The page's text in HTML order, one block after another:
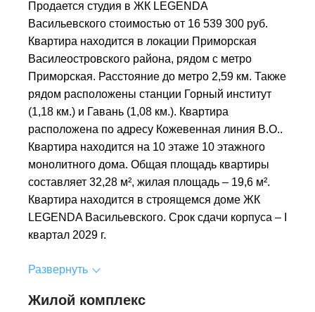
Продается студия в ЖК LEGENDA
Васильевского стоимостью от 16 539 300 руб.
Квартира находится в локации Приморская
Василеостровского района, рядом с метро
Приморская. Расстояние до метро 2,59 км. Также
рядом расположены станции Горный институт
(1,18 км.) и Гавань (1,08 км.). Квартира
расположена по адресу Кожевенная линия В.О..
Квартира находится на 10 этаже 10 этажного
монолитного дома. Общая площадь квартиры
составляет 32,28 м², жилая площадь – 19,6 м².
Квартира находится в строящемся доме ЖК
LEGENDA Васильевского. Срок сдачи корпуса – I
квартал 2029 г.
Развернуть
Жилой комплекс